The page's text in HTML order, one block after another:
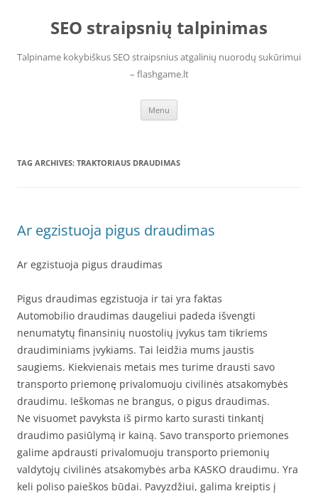
contentSEO straipsnių talpinimas
Talpiname kokybiškus SEO straipsnius atgalinių nuorodų sukūrimui
– flashgame.lt
Menu
TAG ARCHIVES: TRAKTORIAUS DRAUDIMAS
Ar egzistuoja pigus draudimas
Ar egzistuoja pigus draudimas
Pigus draudimas egzistuoja ir tai yra faktas
Automobilio draudimas daugeliui padeda išvengti
nenumatytų finansinių nuostolių įvykus tam tikriems
draudiminiams įvykiams. Tai leidžia mums jaustis
saugiems. Kiekvienais metais mes turime drausti savo
transporto priemonę privalomuoju civilinės atsakomybės
draudimu. Ieškomas ne brangus, o pigus draudimas.
Ne visuomet pavyksta iš pirmo karto surasti tinkantį
draudimo pasiūlymą ir kainą. Savo transporto priemones
galime apdrausti privalomuoju transporto priemonių
valdytojų civilinės atsakomybės arba KASKO draudimu. Yra
keli poliso paieškos būdai. Pavyzdžiui, galima kreiptis į